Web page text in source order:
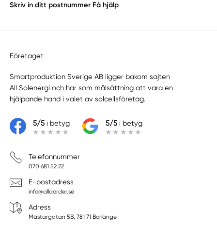
Skriv in ditt postnummer Få hjälp
Företaget
Smartproduktion Sverige AB ligger bakom sajten
All Solenergi och har som målsättning att vara en
hjälpande hand i valet av solcellsföretag.
5/5i betyg 5/5i betyg
Telefonnummer
070 681 52 22
E-postadress
info@allaorder.se
Adress
Mästargatan 5B, 781 71 Borlänge